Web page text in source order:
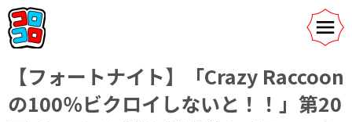
【フォートナイト】「Crazy Raccoon
の100％ビクロイしないと！！」第20